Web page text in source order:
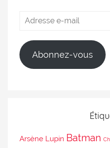
Abonnez-vous
Arsène Lupin Batman